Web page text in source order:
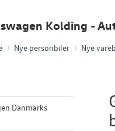
Nye personbiler Nye
Kolding -
Danmarks